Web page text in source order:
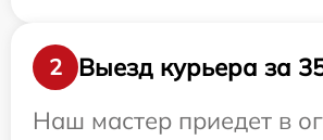
2
Выезд курьера за
Наш мастер приедет в